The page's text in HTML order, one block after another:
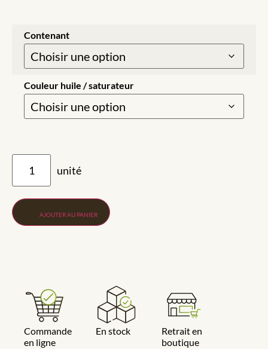
Contenant
Couleur huile / saturateur
AJOUTER AU PANIER
Commande
en ligne
En stock
Retrait en
boutique